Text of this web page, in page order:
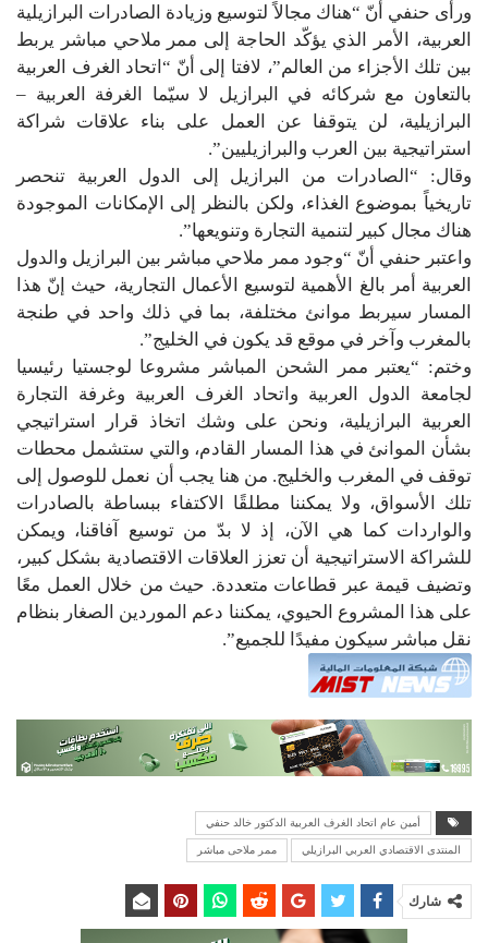
ورأى حنفي أنّ “هناك مجالاً لتوسيع وزيادة الصادرات البرازيلية
العربية، الأمر الذي يؤكّد الحاجة إلى ممر ملاحي مباشر يربط
بين تلك الأجزاء من العالم”، لافتا إلى أنّ “اتحاد الغرف العربية
بالتعاون مع شركائه في البرازيل لا سيّما الغرفة العربية –
البرازيلية، لن يتوقفا عن العمل على بناء علاقات شراكة
استراتيجية بين العرب والبرازيليين”.
وقال: “الصادرات من البرازيل إلى الدول العربية تنحصر
تاريخياً بموضوع الغذاء، ولكن بالنظر إلى الإمكانات الموجودة
هناك مجال كبير لتنمية التجارة وتنويعها”.
واعتبر حنفي أنّ “وجود ممر ملاحي مباشر بين البرازيل والدول
العربية أمر بالغ الأهمية لتوسيع الأعمال التجارية، حيث إنّ هذا
المسار سيربط موانئ مختلفة، بما في ذلك واحد في طنجة
بالمغرب وآخر في موقع قد يكون في الخليج”.
وختم: “يعتبر ممر الشحن المباشر مشروعا لوجستيا رئيسيا
لجامعة الدول العربية واتحاد الغرف العربية وغرفة التجارة
العربية البرازيلية، ونحن على وشك اتخاذ قرار استراتيجي
بشأن الموانئ في هذا المسار القادم، والتي ستشمل محطات
توقف في المغرب والخليج. من هنا يجب أن نعمل للوصول إلى
تلك الأسواق، ولا يمكننا مطلقًا الاكتفاء ببساطة بالصادرات
والواردات كما هي الآن، إذ لا بدّ من توسيع آفاقنا، ويمكن
للشراكة الاستراتيجية أن تعزز العلاقات الاقتصادية بشكل كبير،
وتضيف قيمة عبر قطاعات متعددة. حيث من خلال العمل معًا
على هذا المشروع الحيوي، يمكننا دعم الموردين الصغار بنظام
نقل مباشر سيكون مفيدًا للجميع”.
أمين عام اتحاد الغرف العربية الدكتور خالد حنفي
المنتدى الاقتصادي العربي البرازيلي ممر ملاحى مباشر
شارك